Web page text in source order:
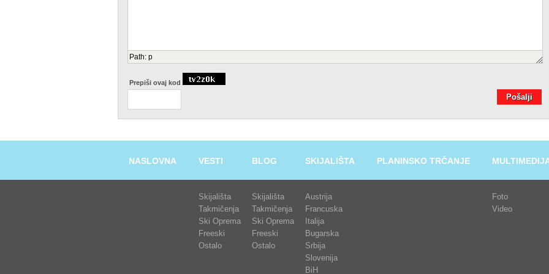
Path: p
Prepiši ovaj kod
Pošalji
NASLOVNA VESTI
Skijališta
Takmičenja
Ski Oprema
Freeski
Ostalo
BLOG
Skijališta
Takmičenja
Ski Oprema
Freeski
Ostalo
SKIJALIŠTA
Austrija
Francuska
Italija
Bugarska
Srbija
Slovenija
BiH
PLANINSKO TRČANJE
Foto
Video